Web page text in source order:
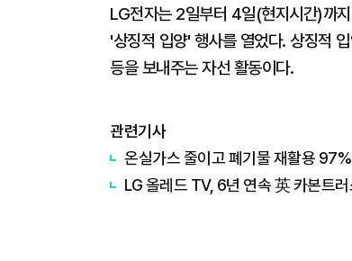
LG전자는 2일부터 4일(현지시간)까
'상징적 입양' 행사를 열었다. 상징적
등을 보내주는 자선 활동이다.
관련기사
온실가스 줄이고 폐기물 재활용
LG 올레드 TV, 6년 연속 英 카본트